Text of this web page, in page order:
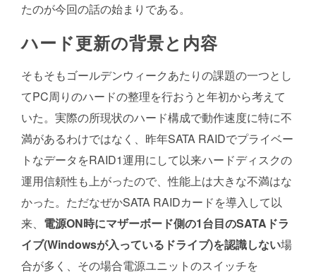
たのが今回の話の始まりである。
ハード更新の背景と内容
そもそもゴールデンウィークあたりの課題の一つとし
てPC周りのハードの整理を行おうと年初から考えて
いた。実際の所現状のハード構成で動作速度に特に不
満があるわけではなく、昨年SATA RAIDでプライベー
トなデータをRAID1運用にして以来ハードディスクの
運用信頼性も上がったので、性能上は大きな不満はな
かった。ただなぜかSATA RAIDカードを導入して以
来、 電源ON時にマザーボード側の1台目のSATAドラ
イブ(Windowsが入っているドライブ)を認識しない場
合が多く、その場合電源ユニットのスイッチを